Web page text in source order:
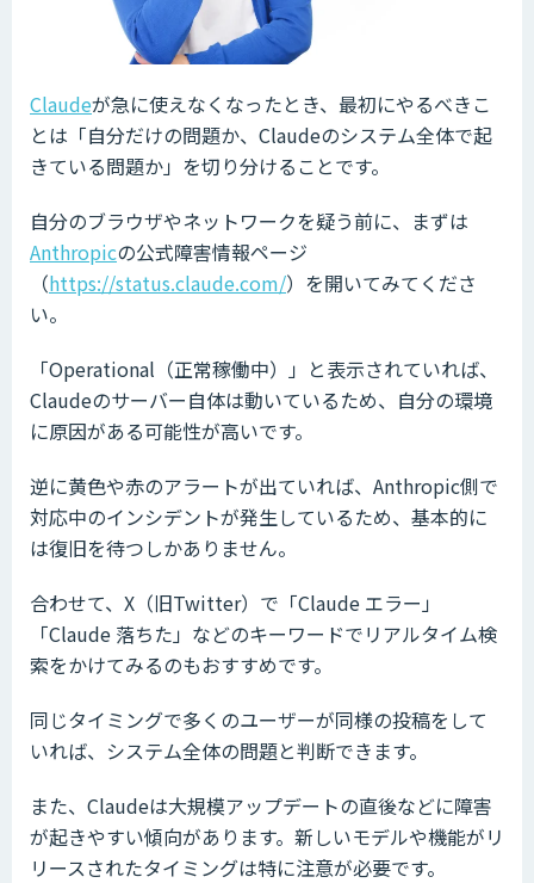
Claudeが急に使えなくなったとき、最初にやるべきこ
とは「自分だけの問題か、Claudeのシステム全体で起
きている問題か」を切り分けることです。
自分のブラウザやネットワークを疑う前に、まずは
Anthropicの公式障害情報ページ
（https://status.claude.com/）を開いてみてくださ
い。
「Operational（正常稼働中）」と表示されていれば、
Claudeのサーバー自体は動いているため、自分の環境
に原因がある可能性が高いです。
逆に黄色や赤のアラートが出ていれば、Anthropic側で
対応中のインシデントが発生しているため、基本的に
は復旧を待つしかありません。
合わせて、X（旧Twitter）で「Claude エラー」
「Claude 落ちた」などのキーワードでリアルタイム検
索をかけてみるのもおすすめです。
同じタイミングで多くのユーザーが同様の投稿をして
いれば、システム全体の問題と判断できます。
また、Claudeは大規模アップデートの直後などに障害
が起きやすい傾向があります。新しいモデルや機能がリ
リースされたタイミングは特に注意が必要です。